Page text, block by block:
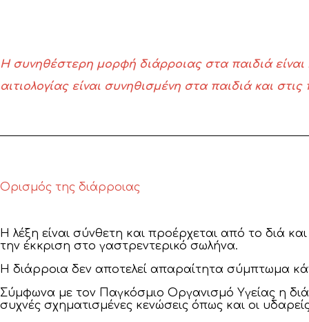
Η συνηθέστερη μορφή διάρροιας στα παιδιά είναι
αιτιολογίας είναι συνηθισμένη στα παιδιά και
Ορισμός της διάρροιας
Η λέξη είναι σύνθετη και προέρχεται από το διά
την έκκριση στο γαστρεντερικό σωλήνα.
Η διάρροια δεν αποτελεί απαραίτητα σύμπτωμα
Σύμφωνα με τον Παγκόσμιο Οργανισμό Υγείας η
συχνές σχηματισμένες κενώσεις όπως και οι